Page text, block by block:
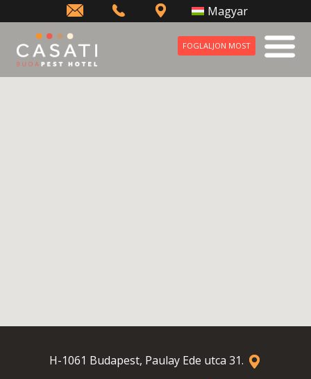
FOGLALJON MOST
info@casatihotel.com
(1)
Hogyan
talál
meg
minket
Magyar
H-1061 Budapest, Paulay Ede utca 31.